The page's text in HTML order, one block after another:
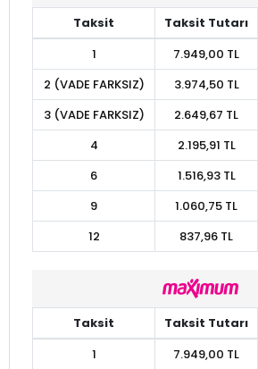
Taksit Taksit Tutarı
1
7.949,00 TL
2 (VADE FARKSIZ)
3.974,50 TL
3 (VADE FARKSIZ)
2.649,67 TL
4
2.195,91 TL
6
1.516,93 TL
9
1.060,75 TL
12
837,96 TL
Taksit Taksit Tutarı
1
7.949,00 TL